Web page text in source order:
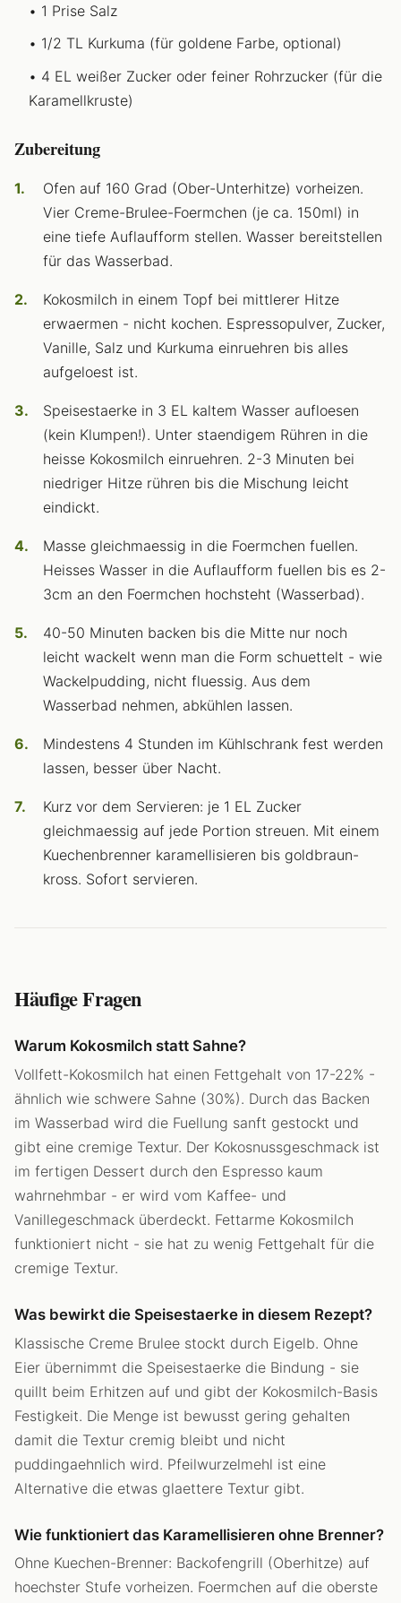
1 Prise Salz
1/2 TL Kurkuma (für goldene Farbe, optional)
4 EL weißer Zucker oder feiner Rohrzucker (für die
Karamellkruste)
Zubereitung
Ofen auf 160 Grad (Ober-Unterhitze) vorheizen.
Vier Creme-Brulee-Foermchen (je ca. 150ml) in
eine tiefe Auflaufform stellen. Wasser bereitstellen
für das Wasserbad.
Kokosmilch in einem Topf bei mittlerer Hitze
erwaermen - nicht kochen. Espressopulver, Zucker,
Vanille, Salz und Kurkuma einruehren bis alles
aufgeloest ist.
Speisestaerke in 3 EL kaltem Wasser aufloesen
(kein Klumpen!). Unter staendigem Rühren in die
heisse Kokosmilch einruehren. 2-3 Minuten bei
niedriger Hitze rühren bis die Mischung leicht
eindickt.
Masse gleichmaessig in die Foermchen fuellen.
Heisses Wasser in die Auflaufform fuellen bis es 2-
3cm an den Foermchen hochsteht (Wasserbad).
40-50 Minuten backen bis die Mitte nur noch
leicht wackelt wenn man die Form schuettelt - wie
Wackelpudding, nicht fluessig. Aus dem
Wasserbad nehmen, abkühlen lassen.
Mindestens 4 Stunden im Kühlschrank fest werden
lassen, besser über Nacht.
Kurz vor dem Servieren: je 1 EL Zucker
gleichmaessig auf jede Portion streuen. Mit einem
Kuechenbrenner karamellisieren bis goldbraun-
kross. Sofort servieren.
Häufige Fragen
Warum Kokosmilch statt Sahne?
Vollfett-Kokosmilch hat einen Fettgehalt von 17-22% -
ähnlich wie schwere Sahne (30%). Durch das Backen
im Wasserbad wird die Fuellung sanft gestockt und
gibt eine cremige Textur. Der Kokosnussgeschmack ist
im fertigen Dessert durch den Espresso kaum
wahrnehmbar - er wird vom Kaffee- und
Vanillegeschmack überdeckt. Fettarme Kokosmilch
funktioniert nicht - sie hat zu wenig Fettgehalt für die
cremige Textur.
Was bewirkt die Speisestaerke in diesem Rezept?
Klassische Creme Brulee stockt durch Eigelb. Ohne
Eier übernimmt die Speisestaerke die Bindung - sie
quillt beim Erhitzen auf und gibt der Kokosmilch-Basis
Festigkeit. Die Menge ist bewusst gering gehalten
damit die Textur cremig bleibt und nicht
puddingaehnlich wird. Pfeilwurzelmehl ist eine
Alternative die etwas glaettere Textur gibt.
Wie funktioniert das Karamellisieren ohne Brenner?
Ohne Kuechen-Brenner: Backofengrill (Oberhitze) auf
hoechster Stufe vorheizen. Foermchen auf die oberste